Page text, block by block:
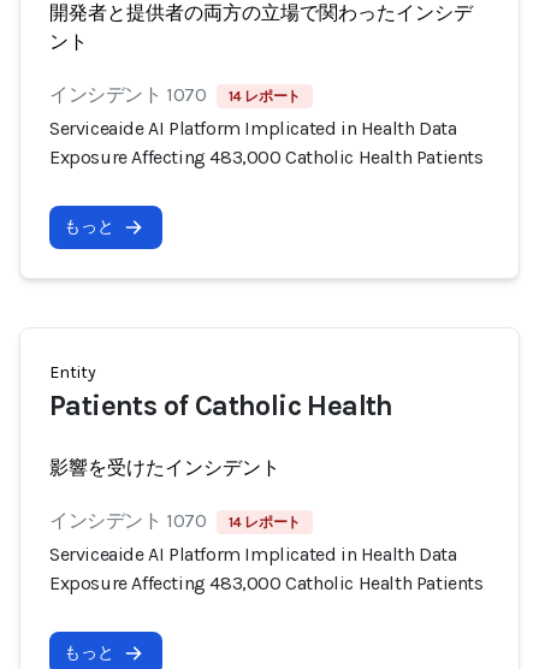
開発者と提供者の両方の立場で関わったインシデ
ント
インシデント 1070 14 レポート
Serviceaide AI Platform Implicated in Health Data
Exposure Affecting 483,000 Catholic Health Patients
もっと
Entity
Patients of Catholic Health
影響を受けたインシデント
インシデント 1070 14 レポート
Serviceaide AI Platform Implicated in Health Data
Exposure Affecting 483,000 Catholic Health Patients
もっと